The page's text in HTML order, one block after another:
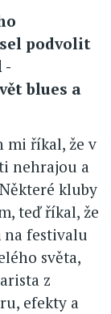
podvolit
-
blues a
mi říkal, že v
nehrajou a
kluby
teď říkal, že
na festivalu
světa,
z
efekty a